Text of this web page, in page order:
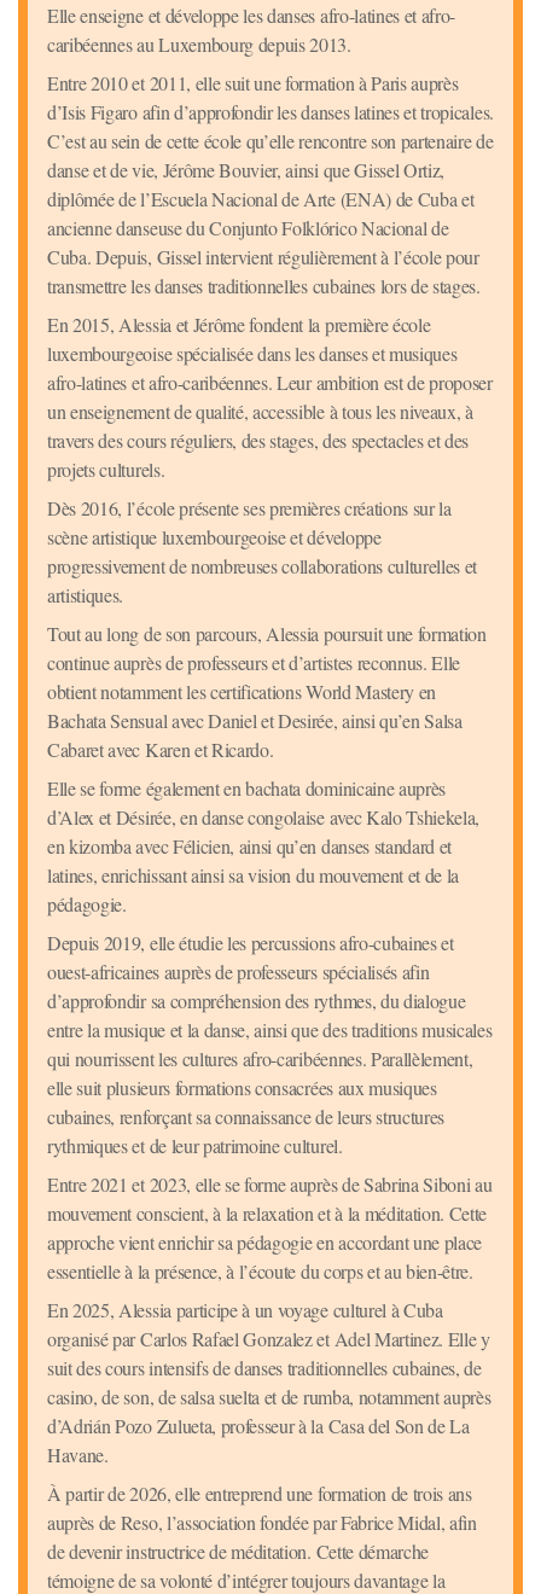
Elle enseigne et développe les danses afro-latines et afro-
caribéennes au Luxembourg depuis 2013.
Entre 2010 et 2011, elle suit une formation à Paris auprès
d’Isis Figaro afin d’approfondir les danses latines et tropicales.
C’est au sein de cette école qu’elle rencontre son partenaire de
danse et de vie, Jérôme Bouvier, ainsi que Gissel Ortiz,
diplômée de l’Escuela Nacional de Arte (ENA) de Cuba et
ancienne danseuse du Conjunto Folklórico Nacional de
Cuba. Depuis, Gissel intervient régulièrement à l’école pour
transmettre les danses traditionnelles cubaines lors de stages.
En 2015, Alessia et Jérôme fondent la première école
luxembourgeoise spécialisée dans les danses et musiques
afro-latines et afro-caribéennes. Leur ambition est de proposer
un enseignement de qualité, accessible à tous les niveaux, à
travers des cours réguliers, des stages, des spectacles et des
projets culturels.
Dès 2016, l’école présente ses premières créations sur la
scène artistique luxembourgeoise et développe
progressivement de nombreuses collaborations culturelles et
artistiques.
Tout au long de son parcours, Alessia poursuit une formation
continue auprès de professeurs et d’artistes reconnus. Elle
obtient notamment les certifications World Mastery en
Bachata Sensual avec Daniel et Desirée, ainsi qu’en Salsa
Cabaret avec Karen et Ricardo.
Elle se forme également en bachata dominicaine auprès
d’Alex et Désirée, en danse congolaise avec Kalo Tshiekela,
en kizomba avec Félicien, ainsi qu’en danses standard et
latines, enrichissant ainsi sa vision du mouvement et de la
pédagogie.
Depuis 2019, elle étudie les percussions afro-cubaines et
ouest-africaines auprès de professeurs spécialisés afin
d’approfondir sa compréhension des rythmes, du dialogue
entre la musique et la danse, ainsi que des traditions musicales
qui nourrissent les cultures afro-caribéennes. Parallèlement,
elle suit plusieurs formations consacrées aux musiques
cubaines, renforçant sa connaissance de leurs structures
rythmiques et de leur patrimoine culturel.
Entre 2021 et 2023, elle se forme auprès de Sabrina Siboni au
mouvement conscient, à la relaxation et à la méditation. Cette
approche vient enrichir sa pédagogie en accordant une place
essentielle à la présence, à l’écoute du corps et au bien-être.
En 2025, Alessia participe à un voyage culturel à Cuba
organisé par Carlos Rafael Gonzalez et Adel Martinez. Elle y
suit des cours intensifs de danses traditionnelles cubaines, de
casino, de son, de salsa suelta et de rumba, notamment auprès
d’Adrián Pozo Zulueta, professeur à la Casa del Son de La
Havane.
À partir de 2026, elle entreprend une formation de trois ans
auprès de Reso, l’association fondée par Fabrice Midal, afin
de devenir instructrice de méditation. Cette démarche
témoigne de sa volonté d’intégrer toujours davantage la